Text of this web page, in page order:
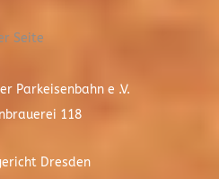
Parkeisenbahn e .V.
118
Dresden